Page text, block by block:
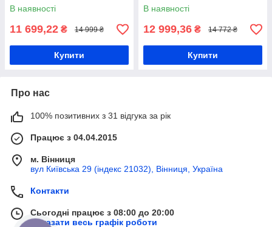
В наявності
11 699,22 ₴ 14 999 ₴
Купити
В наявності
12 999,36 ₴ 14 772 ₴
Купити
Про нас
100% позитивних з 31 відгука за рік
Працює з 04.04.2015
м. Вінниця
вул Київська 29 (індекс 21032), Вінниця, Україна
Контакти
Сьогодні працює з 08:00 до 20:00
Показати весь графік роботи